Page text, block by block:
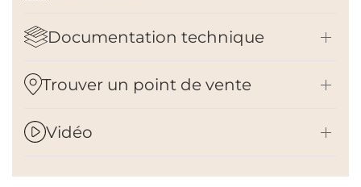
Documentation technique
Trouver un point de vente
Vidéo